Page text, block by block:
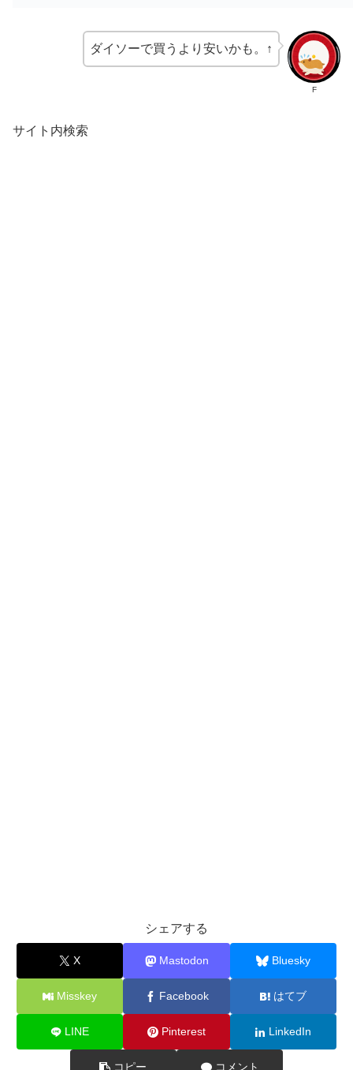
F
ダイソーで買うより安いかも。↑
サイト内検索
シェアする
X Mastodon Bluesky
Misskey Facebook はてブ
LINE Pinterest LinkedIn
コピー コメント